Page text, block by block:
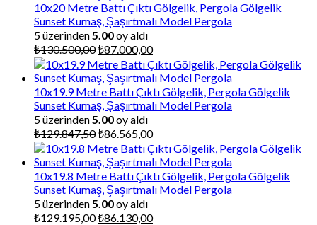
10x20 Metre Battı Çıktı Gölgelik, Pergola Gölgelik
Sunset Kumaş, Şaşırtmalı Model Pergola
5 üzerinden5.00oy aldı
₺130.500,00Orijinal
fiyat:
₺130.500,00.
₺87.000,00Şu
andaki
fiyat:
₺87.000,00.
10x19.9 Metre Battı Çıktı Gölgelik, Pergola Gölgelik
Sunset Kumaş, Şaşırtmalı Model Pergola
5 üzerinden5.00oy aldı
₺129.847,50Orijinal
fiyat:
₺129.847,50.
₺86.565,00Şu
andaki
fiyat:
₺86.565,00.
10x19.8 Metre Battı Çıktı Gölgelik, Pergola Gölgelik
Sunset Kumaş, Şaşırtmalı Model Pergola
5 üzerinden5.00oy aldı
₺129.195,00Orijinal
₺86.130,00Şu